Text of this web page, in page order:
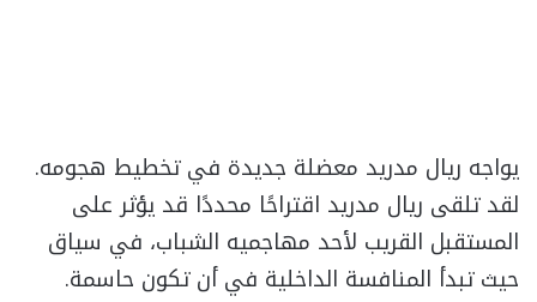
يواجه ريال مدريد معضلة جديدة في تخطيط هجومه.
لقد تلقى ريال مدريد اقتراحًا محددًا قد يؤثر على
المستقبل القريب لأحد مهاجميه الشباب، في سياق
حيث تبدأ المنافسة الداخلية في أن تكون حاسمة.